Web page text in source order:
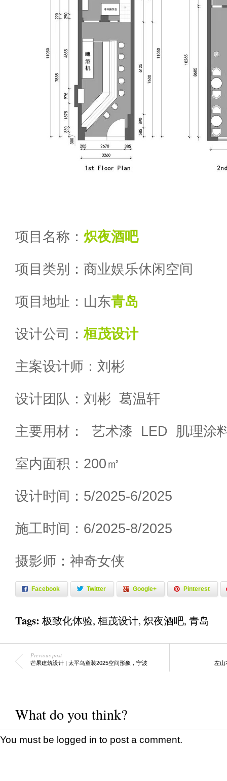
项目名称： 炽夜酒吧
项目类别：商业娱乐休闲空间
项目地址：山东青岛
设计公司：桓茂设计
主案设计师：刘彬
设计团队：刘彬 葛温轩
主要用材： 艺术漆 LED 肌理涂
室内面积：200㎡
设计时间：5/2025-6/2025
施工时间：6/2025-8/2025
摄影师：神奇女侠
Facebook Twitter Google+ Pinterest
Tags: 极致化体验, 桓茂设计, 炽夜酒吧, 青岛
Previous post
芒果建筑设计 | 太平鸟童装2025空间形象，宁波 左山
What do you think?
You must be logged in to post a comment.